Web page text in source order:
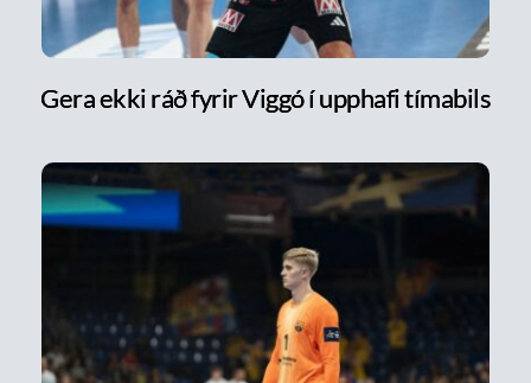
Gera ekki ráð fyrir Viggó í upphafi tímabils